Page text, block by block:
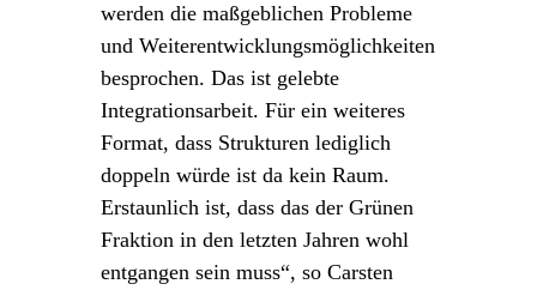
werden die maßgeblichen Probleme
und Weiterentwicklungsmöglichkeiten
besprochen. Das ist gelebte
Integrationsarbeit. Für ein weiteres
Format, dass Strukturen lediglich
doppeln würde ist da kein Raum.
Erstaunlich ist, dass das der Grünen
Fraktion in den letzten Jahren wohl
entgangen sein muss“, so Carsten